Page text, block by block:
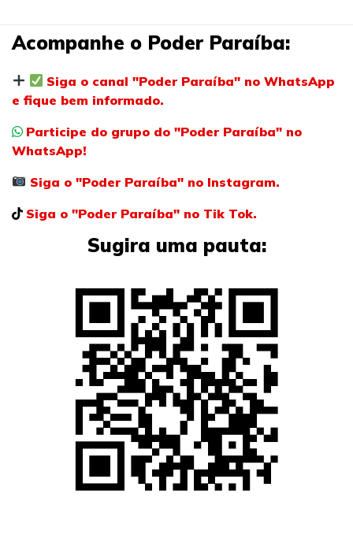
Acompanhe o Poder Paraíba:
Siga o canal "Poder Paraíba" no WhatsApp
e fique bem informado.
Participe do grupo do "Poder Paraíba" no
WhatsApp!
Siga o "Poder Paraíba" no Instagram.
Siga o "Poder Paraíba" no Tik Tok.
Sugira uma pauta: